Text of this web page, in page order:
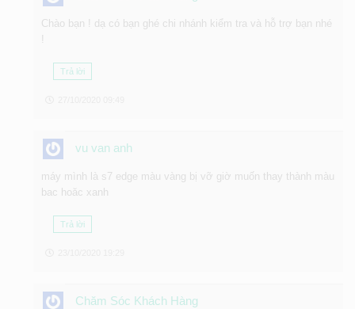
Chào bạn ! dạ có bạn ghé chi nhánh kiểm tra và hỗ trợ bạn nhé
!
Trả lời
vu van anh
máy mình là s7 edge màu vàng bị vỡ giờ muốn thay thành màu
bac hoăc xanh
Trả lời
Chăm Sóc Khách Hàng